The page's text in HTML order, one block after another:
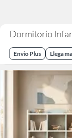
Dormitorio
Envio Plus Llega